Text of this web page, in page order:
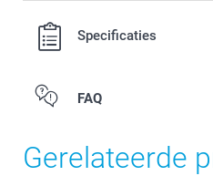
Specificaties
FAQ
Gerelateerde